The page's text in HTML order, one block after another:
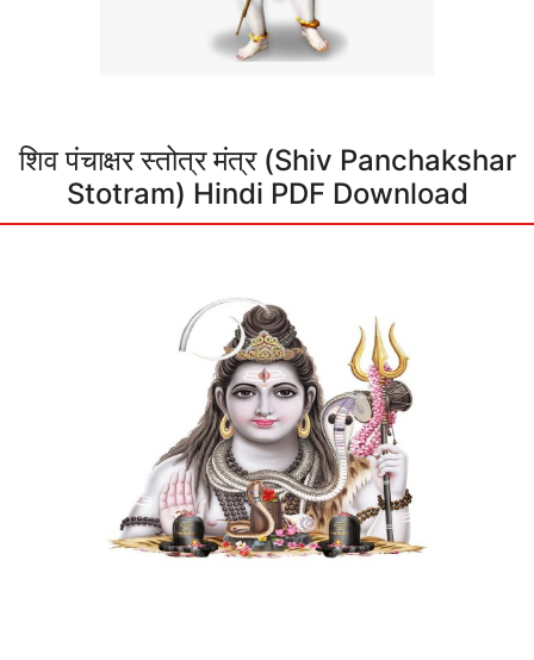
शिव पंचाक्षर स्तोत्र मंत्र (Shiv Panchakshar
Stotram) Hindi PDF Download